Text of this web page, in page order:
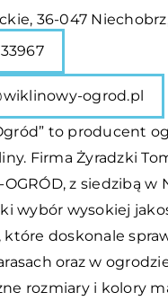
36-047
ogrod.pl
to producent
Firma Żyradzki
z siedzibą w
wybór wysokiej
doskonale
oraz w
rozmiary i kolory